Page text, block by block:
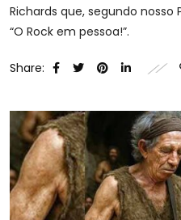
Richards que, segundo nosso
“O Rock em pessoa!”.
Share: